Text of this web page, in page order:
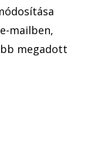
mailben,
megadott